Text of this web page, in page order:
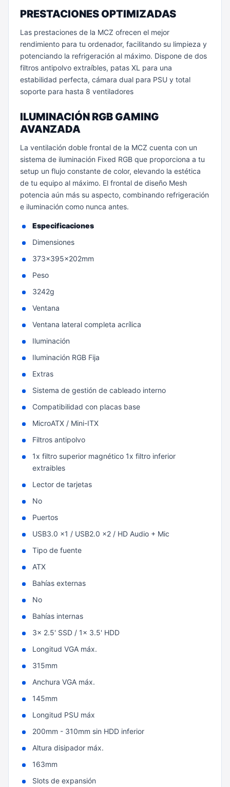
PRESTACIONES OPTIMIZADAS
Las prestaciones de la MCZ ofrecen el mejor
rendimiento para tu ordenador, facilitando su limpieza y
potenciando la refrigeración al máximo. Dispone de dos
filtros antipolvo extraíbles, patas XL para una
estabilidad perfecta, cámara dual para PSU y total
soporte para hasta 8 ventiladores
ILUMINACIÓN RGB GAMING
AVANZADA
La ventilación doble frontal de la MCZ cuenta con un
sistema de iluminación Fixed RGB que proporciona a tu
setup un flujo constante de color, elevando la estética
de tu equipo al máximo. El frontal de diseño Mesh
potencia aún más su aspecto, combinando refrigeración
e iluminación como nunca antes.
Especificaciones
Dimensiones
373x395x202mm
Peso
3242g
Ventana
Ventana lateral completa acrílica
Iluminación
Iluminación RGB Fija
Extras
Sistema de gestión de cableado interno
Compatibilidad con placas base
MicroATX / Mini-ITX
Filtros antipolvo
1x filtro superior magnético 1x filtro inferior
extraibles
Lector de tarjetas
No
Puertos
USB3.0 x1 / USB2.0 x2 / HD Audio + Mic
Tipo de fuente
ATX
Bahías externas
No
Bahías internas
3x 2.5' SSD / 1x 3.5' HDD
Longitud VGA máx.
315mm
Anchura VGA máx.
145mm
Longitud PSU máx
200mm - 310mm sin HDD inferior
Altura disipador máx.
163mm
Slots de expansión